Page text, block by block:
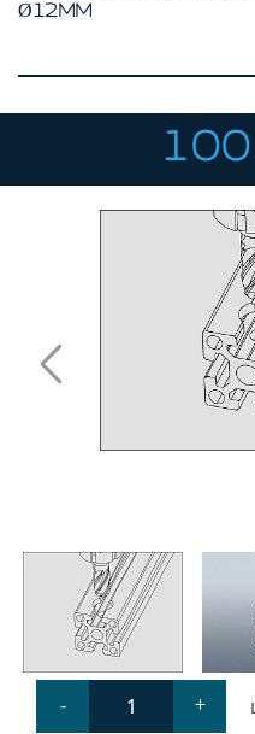
КОНСТРУКЦИОННЫЙ
КОМПЛЕКТУЮЩИЕ К ЧПУ
АКСЕССУАРЫ ДЛЯ V-ПАЗА
Т-БОЛТЫ И Т-ГАЙКИ
УГЛОВЫЕ СОЕДИНИТЕЛИ
СИСТЕМА ТРУБНАЯ
СИСТЕМА ТРУБНАЯ
ВНУТРЕННИЕ УГЛОВЫЕ
2-Х И 3-Х СТОРОННИЕ
АДДИТИВНЫЕ ТОВАРЫ
ОБЩЕСТРОИТЕЛЬНЫЙ
ПОДШИПНИКИ
ЛИНЕЙНЫЕ СОЕДИНИТЕЛИ
ДОПОЛНИТЕЛЬНАЯ
ПАРАЛЛЕЛЬНЫЕ
ПРОМЫШЛЕННАЯ МЕБЕЛЬ
Ø12ММ
- +